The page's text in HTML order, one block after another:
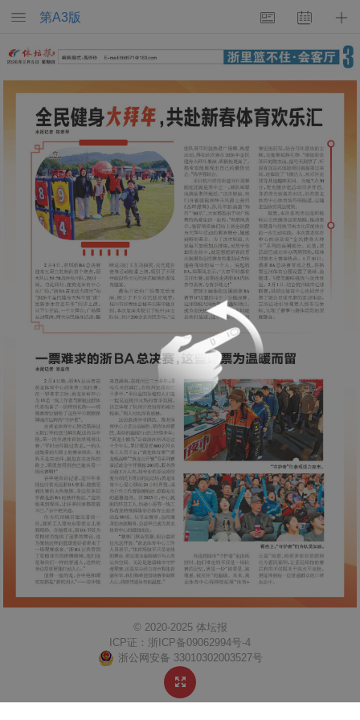
第A3版
© 2020-2025 体坛报
ICP证： 浙ICP备09062994号-4
浙公网安备 33010302003527号
https://www.ttb0571.com/Content/weixinlogo.png
体坛报
http://mobile.ttb0571.com/content/2026-02/05/edition40726_A3.html